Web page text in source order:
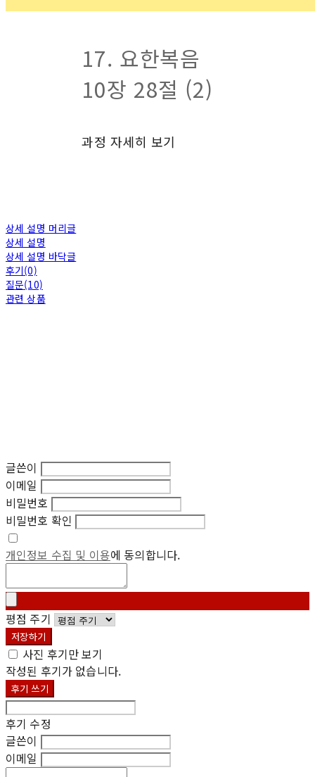
17. 요한복음
10장 28절 (2)
과정 자세히 보기
상세 설명 머리글
상세 설명
상세 설명 바닥글
후기(0)
질문(10)
관련 상품
글쓴이
이메일
비밀번호
비밀번호 확인
개인정보 수집 및 이용에 동의합니다.
평점 주기
저장하기
사진 후기만 보기
작성된 후기가 없습니다.
후기 쓰기
후기 수정
글쓴이
이메일